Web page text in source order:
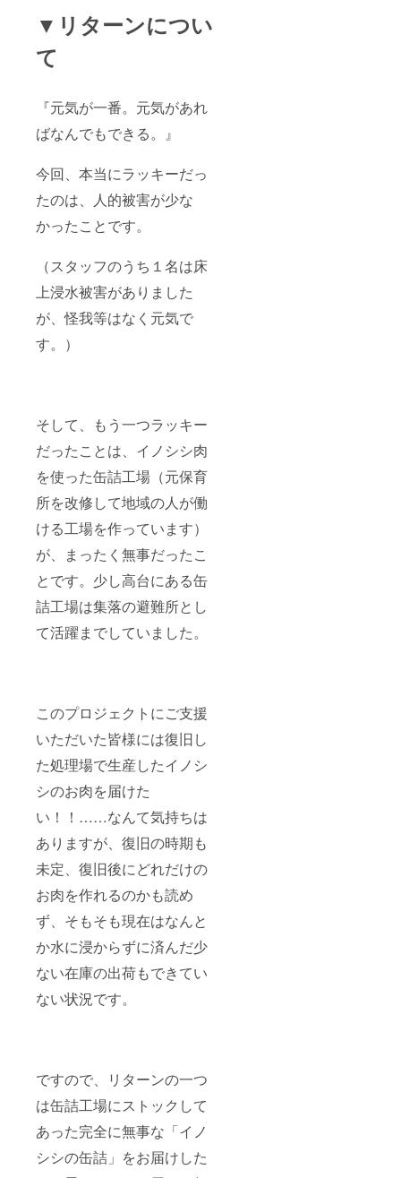
▼リターンについ
て
『元気が一番。元気があれ
ばなんでもできる。』
今回、本当にラッキーだっ
たのは、人的被害が少な
かったことです。
（スタッフのうち１名は床
上浸水被害がありました
が、怪我等はなく元気で
す。）
そして、もう一つラッキー
だったことは、イノシシ肉
を使った缶詰工場（元保育
所を改修して地域の人が働
ける工場を作っています）
が、まったく無事だったこ
とです。少し高台にある缶
詰工場は集落の避難所とし
て活躍までしていました。
このプロジェクトにご支援
いただいた皆様には復旧し
た処理場で生産したイノシ
シのお肉を届けた
い！！……なんて気持ちは
ありますが、復旧の時期も
未定、復旧後にどれだけの
お肉を作れるのかも読め
ず、そもそも現在はなんと
か水に浸からずに済んだ少
ない在庫の出荷もできてい
ない状況です。
ですので、リターンの一つ
は缶詰工場にストックして
あった完全に無事な「イノ
シシの缶詰」をお届けした